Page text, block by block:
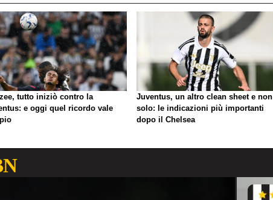
tutto iniziò contro la
e oggi quel ricordo vale
Juventus, un altro clean sheet e non
solo: le indicazioni più importanti
dopo il Chelsea